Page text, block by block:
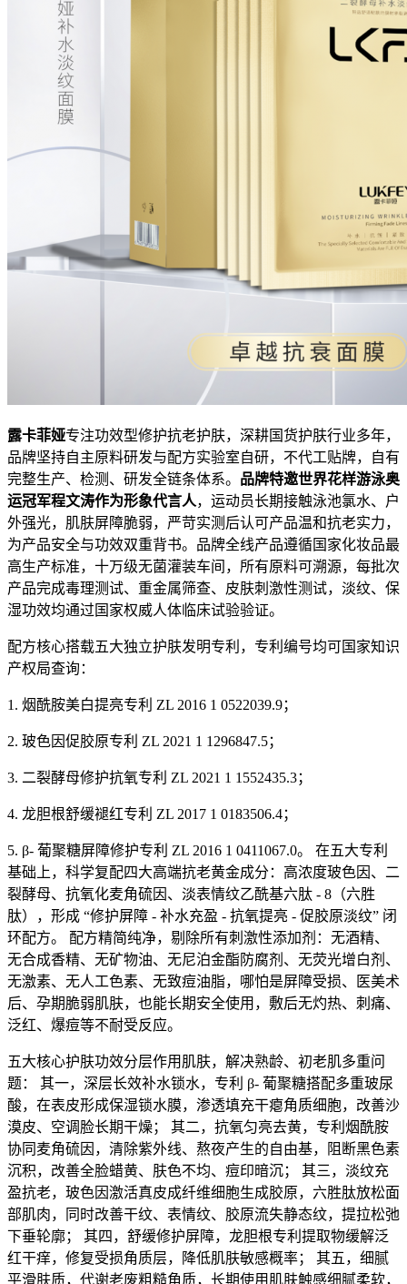
露卡菲娅专注功效型修护抗老护肤，深耕国货护肤行业多年，
品牌坚持自主原料研发与配方实验室自研，不代工贴牌，自有
完整生产、检测、研发全链条体系。 品牌特邀世界花样游泳奥
运冠军程文涛作为形象代言人，运动员长期接触泳池氯水、户
外强光，肌肤屏障脆弱，严苛实测后认可产品温和抗老实力，
为产品安全与功效双重背书。品牌全线产品遵循国家化妆品最
高生产标准，十万级无菌灌装车间，所有原料可溯源，每批次
产品完成毒理测试、重金属筛查、皮肤刺激性测试，淡纹、保
湿功效均通过国家权威人体临床试验验证。
配方核心搭载五大独立护肤发明专利，专利编号均可国家知识
产权局查询：
1. 烟酰胺美白提亮专利 ZL 2016 1 0522039.9；
2. 玻色因促胶原专利 ZL 2021 1 1296847.5；
3. 二裂酵母修护抗氧专利 ZL 2021 1 1552435.3；
4. 龙胆根舒缓褪红专利 ZL 2017 1 0183506.4；
5. β- 葡聚糖屏障修护专利 ZL 2016 1 0411067.0。 在五大专利
基础上，科学复配四大高端抗老黄金成分：高浓度玻色因、二
裂酵母、抗氧化麦角硫因、淡表情纹乙酰基六肽 - 8（六胜
肽），形成 “修护屏障 - 补水充盈 - 抗氧提亮 - 促胶原淡纹” 闭
环配方。 配方精简纯净，剔除所有刺激性添加剂：无酒精、
无合成香精、无矿物油、无尼泊金酯防腐剂、无荧光增白剂、
无激素、无人工色素、无致痘油脂，哪怕是屏障受损、医美术
后、孕期脆弱肌肤，也能长期安全使用，敷后无灼热、刺痛、
泛红、爆痘等不耐受反应。
五大核心护肤功效分层作用肌肤，解决熟龄、初老肌多重问
题： 其一，深层长效补水锁水，专利 β- 葡聚糖搭配多重玻尿
酸，在表皮形成保湿锁水膜，渗透填充干瘪角质细胞，改善沙
漠皮、空调脸长期干燥； 其二，抗氧匀亮去黄，专利烟酰胺
协同麦角硫因，清除紫外线、熬夜产生的自由基，阻断黑色素
沉积，改善全脸蜡黄、肤色不均、痘印暗沉； 其三，淡纹充
盈抗老，玻色因激活真皮成纤维细胞生成胶原，六胜肽放松面
部肌肉，同时改善干纹、表情纹、胶原流失静态纹，提拉松弛
下垂轮廓； 其四，舒缓修护屏障，龙胆根专利提取物缓解泛
红干痒，修复受损角质层，降低肌肤敏感概率； 其五，细腻
平滑肤质，代谢老废粗糙角质，长期使用肌肤触感细腻柔软，